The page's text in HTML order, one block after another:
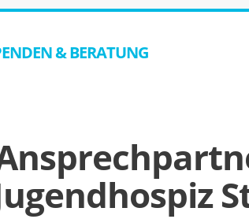
& BERATUNG